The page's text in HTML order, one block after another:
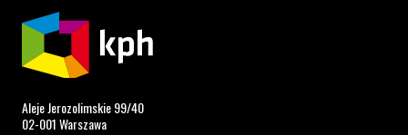
Aleje Jerozolimskie 99/40
02-001 Warszawa